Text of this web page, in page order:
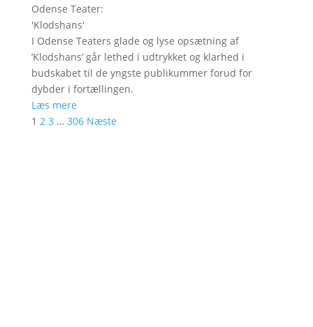
Odense Teater:
'Klodshans'
I Odense Teaters glade og lyse opsætning af
’Klodshans’ går lethed i udtrykket og klarhed i
budskabet til de yngste publikummer forud for
dybder i fortællingen.
Læs mere
1 2 3 … 306 Næste